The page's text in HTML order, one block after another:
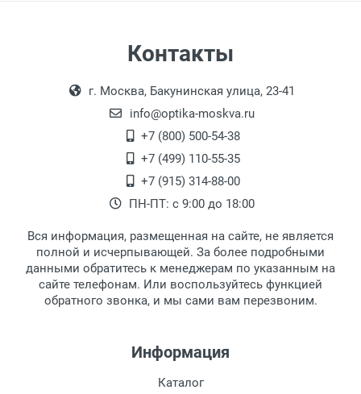
Ширина линзы:
Ширина мостика:
Материал линзы:
Материал оправы:
Материал дужки:
Цвет оправы:
Цвет дужки:
Самовывоз.
Оплата товара производится
наличными непосредственно на пункте
выдачи товара.
Перечисление средств на расчетный счет.
18:00, по субботам с 11:00 до 15:00, в
офисе по адресу: г. Москва,
Переведеновский переулок 17, корпус 1,
второй этаж, тел. +7 (499) 110-55-35.
После того, как заказ поступает в пункт
выдачи, наш менеджер связывается с
клиентом и оповещает о поступлении
Для получения товара при себе
обязательно иметь паспорт.
Заказ необходимо забрать в течение 3
рабочих дней с момента поступления на
дополнительных расходов за хранение
Контакты
г. Москва, Бакунинская улица, 23-41
info@optika-moskva.ru
+7 (800) 500-54-38
+7 (499) 110-55-35
+7 (915) 314-88-00
ПН-ПТ: с 9:00 до 18:00
Вся информация, размещенная на сайте, не является
полной и исчерпывающей. За более подробными
данными обратитесь к менеджерам по указанным на
сайте телефонам. Или воспользуйтесь функцией
обратного звонка, и мы сами вам перезвоним.
Информация
Каталог